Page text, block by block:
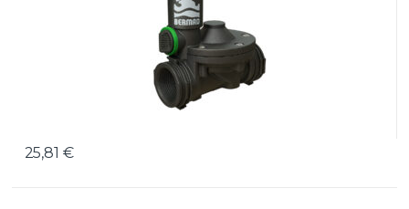
25,81 €